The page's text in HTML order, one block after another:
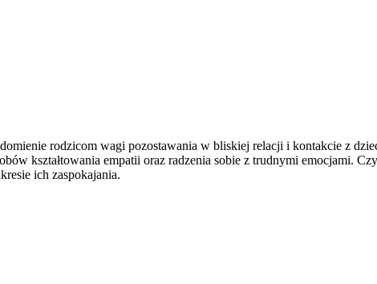
rodzicom wagi pozostawania w bliskiej relacji i kontakcie z
kształtowania empatii oraz radzenia sobie z trudnymi emocjami.
ich zaspokajania.